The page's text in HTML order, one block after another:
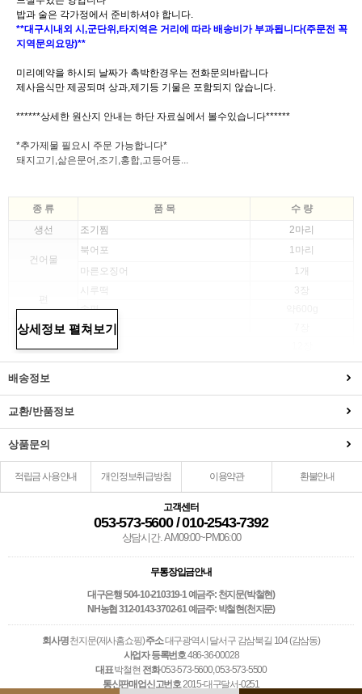
밥과 술은 각가정에서 준비하셔야 합니다.
**대구시내외 시,군단위,타지역은 거리에 따라 배송비가 부과됩니다(주문전 꼭
지역문의요망)**
미리예약을 하시되 날짜가 촉박한경우는 전화문의바랍니다
제사음식만 제공되며 상과,제기등 기물은 포함되지 않습니다.
******상세한 원산지 안내는 하단 자료실에서 볼수있습니다******
*추가제물 필요시 주문 가능합니다*
돼지고기,삶은문어,조기,홍합,고등어등...
종 류 품 목
수 량
생선
조기찜 2마리
건어물
북어포
1마리
마른오징어
1개
시루떡
3장
송편
전
두부전
명태전
육원전
21개(약450g)
배추전
2장
육류
1마리
돔베기적
종 류 품 목 수 량
배
감(상주곶감)
바나나
파란나물
약500g
상세정보 펼쳐보기
배송정보
교환/반품정보
상품문의
적립금 사용안내 개인정보취급방침 이용약관 환불안내
고객센터
053-573-5600 / 010-2543-7392
상담시간. AM09:00~PM06:00
무통장입금안내
대구은행 504-10-210319-1 예금주: 천지문(박철현)
NH농협 312-0143-3702-61 예금주: 박철현(천지문)
회사명천지문(제사홈쇼핑)주소대구광역시 달서구 감삼북길 104 (감삼동)
사업자 등록번호486-36-00028
대표박철현 전화053-573-5600, 053-573-5500
통신판매업신고번호2015-대구달서-0251